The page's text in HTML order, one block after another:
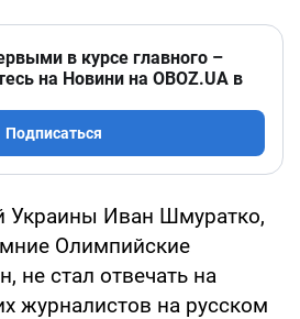
в курсе главного –
на Новини на OBOZ.UA в
Подписаться
Украины Иван Шмуратко,
Олимпийские
не стал отвечать на
журналистов на русском